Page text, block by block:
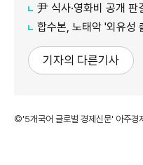
尹 식사·영화비 공개 판결 뒤
합수본, 노태악 '외유성 출
기자의 다른기사
©'5개국어 글로벌 경제신문' 아주경